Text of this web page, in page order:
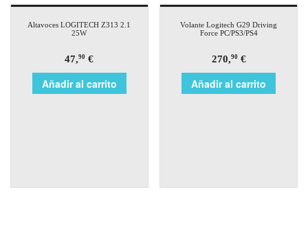
Altavoces LOGITECH Z313 2.1
25W
47,90 €
Añadir al carrito
Volante Logitech G29 Driving
Force PC/PS3/PS4
270,90€
Añadir al carrito